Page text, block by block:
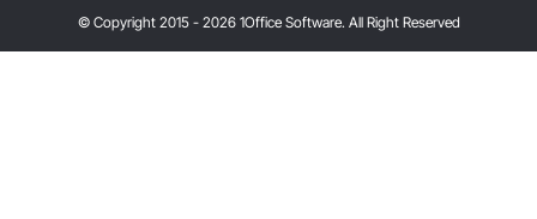
© Copyright 2015 - 2026 1Office Software. All Right Reserved